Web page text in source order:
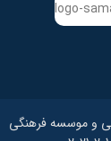
و موسسه فرهنگی